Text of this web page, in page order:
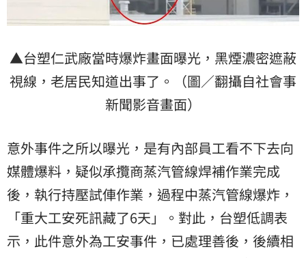
▲台塑仁武廠當時爆炸畫面曝光，黑煙濃密遮蔽
視線，老居民知道出事了。（圖／翻攝自社會事
新聞影音畫面）
意外事件之所以曝光，是有內部員工看不下去向
媒體爆料，疑似承攬商蒸汽管線焊補作業完成
後，執行持壓試俥作業，過程中蒸汽管線爆炸，
「重大工安死訊藏了6天」。對此，台塑低調表
示，此件意外為工安事件，已處理善後，後續相